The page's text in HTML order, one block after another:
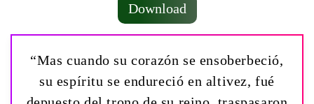
Download
“Mas cuando su corazón se ensoberbeció,
su espíritu se endureció en altivez, fué